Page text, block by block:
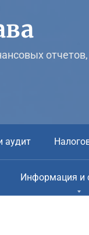
аудит
Информация и